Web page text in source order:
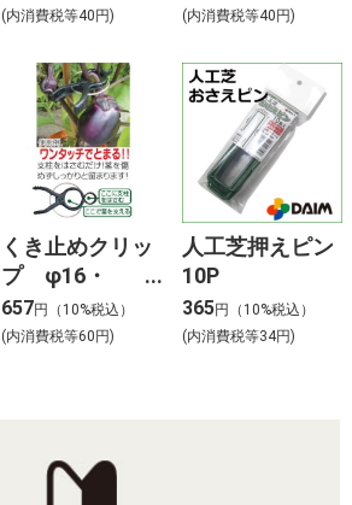
(内消費税等40円)
(内消費税等40円)
くき止めクリッ
プ φ16・
φ20mm用 10
個入 B-19
657円（10%税込）
(内消費税等60円)
人工芝押えピン
10P
365円（10%税込）
(内消費税等34円)